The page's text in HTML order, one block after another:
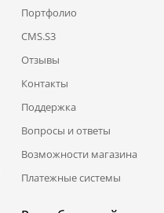
Портфолио
CMS.S3
Отзывы
Контакты
Поддержка
Вопросы и ответы
Возможности магазина
Платежные системы